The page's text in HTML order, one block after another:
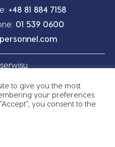
+48 81 884 7158
01 539 0600
Ward Personnel
to give you the most
your preferences
you consent to the